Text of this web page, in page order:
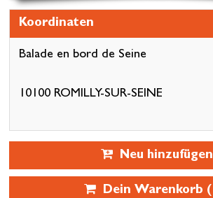
Koordinaten
Balade en bord de Seine
10100 ROMILLY-SUR-SEINE
Neu hinzufügen
Dein Warenkorb (